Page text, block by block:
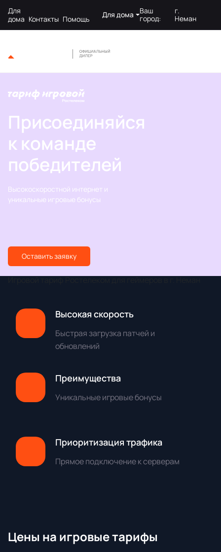
Для
дома Контакты Помощь Для дома
Ваш
город:
г.
Неман
Присоединяйся
к команде
победителей
Высокоскоростной интернет и
уникальные игровые бонусы
Оставить заявку
Высокая скорость
Быстрая загрузка патчей и
обновлений
Преимущества
Уникальные игровые бонусы
Приоритизация трафика
Прямое подключение к серверам
Цены на игровые тарифы